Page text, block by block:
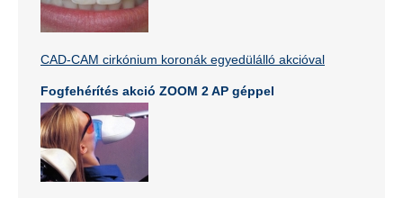
CAD-CAM cirkónium koronák egyedülálló akcióval
Fogfehérítés akció ZOOM 2 AP géppel